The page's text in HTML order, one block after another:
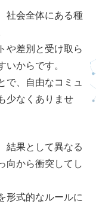
社会全体にある種
や差別と受け取ら
からです。
で、自由なコミュ
少なくありませ
結果として異なる
向から衝突してし
形式的なルールに